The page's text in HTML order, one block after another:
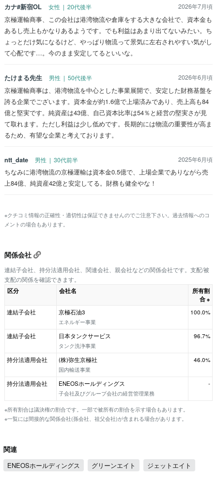
カナ#新宿OL 女性 | 20代後半 2026年7月頃
京極運輸商事、この会社は港湾物流や倉庫をする大きな会社で、資本金も
あるし売上もかなりあるようです。でも利益はあまり出てないみたい。ち
ょっとだけ気になるけど、やっぱり物流って景気に左右されやすい気がし
て心配です…。今のまま安定してるといいな。
たけまる先生 男性 | 50代後半 2026年6月頃
京極運輸商事は、港湾物流を中心とした事業展開で、安定した財務基盤を
誇る企業でございます。資本金が約1.6億で上場済みであり、売上高も84
億と堅実です。純資産は43億、自己資本比率は54％と経営の堅実さが見
て取れます。ただし利益は少し低めです。長期的には物流の重要性が高ま
るため、有望な企業と考えております。
ntt_date 男性 | 30代前半 2025年6月頃
ちなみに港湾物流の京極運輸は資本金0.5億で、上場企業でありながら売
上84億、純資産42億と安定してる。財務も健全やな！
※クチコミ情報の正確性・適切性は保証できませんのでご注意下さい。過去情報へのコ
メントの場合もあります。
関係会社
連結子会社、持分法適用会社、関連会社、親会社などの関係会社です。支配/被
支配の関係を確認できます。
区分 会社名
所有割
合 ※
連結子会社
京極石油3
エネルギー事業
100.0%
連結子会社
日本タンクサービス
タンク洗浄事業
96.7%
持分法適用会社
(株)弥生京極社
国内輸送事業
46.0%
持分法適用会社
ENEOSホールディングス
子会社及びグループ会社の経営管理業務
-
※所有割合は議決権の割合です。一部で被所有の割合を示す場合もあります。
※一覧には間接的な関係会社(孫会社、祖父会社)が含まれる場合があります。
関連
ENEOSホールディングス グリーンエイト ジェットエイト